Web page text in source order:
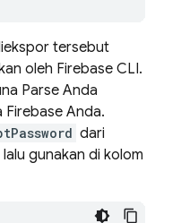
tersebut
oleh Firebase CLI.
Parse Anda
Firebase Anda.
dari
gunakan di kolom